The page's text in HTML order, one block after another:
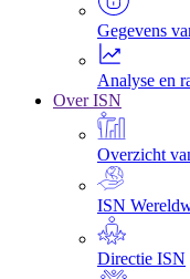
Gegevens
Analyse en
Over ISN
Overzicht
ISN
Directie ISN